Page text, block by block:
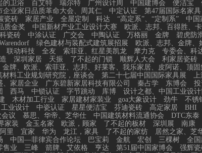
的卫浴 百艾特 瑞尔特 广州设计周 中国建博会 便洁宝
企业家日品质革命大会、周其仁 中定认证 第47届国际名家具
瓷砖 家居产业 全屋定制 科达 “高定系”、“定制系”
中国
质金奖 中国新材产业工业设计大赛
欧派、志邦、百得胜、
瓷砖 中涂认证 广交会 中陶认证 万格丽 金牌
碧虎防
绿色建材与装配式建筑展招展 欧派、志邦、金牌、
联动科技 全友 索菲亚、红星美凯龙 摩力克
专委会、科
深圳家居 天振 了不起的门锁 顺辉人大会
利家居瓷砖
金牌、欧派、索菲亚、志邦、好莱客、我乐家居、皮阿诺、顶固
材料工业规划研究院，座谈会 第二十七届中国国际家具展
、家居企业 广东碧新家居科技有限公司 秦占学 东博会
西马 中锁认证 字节跳动 库博 设计之都、中国工业设
木材加工行业 家居建材家装业 goa大象设计 劲牛
不锈
业设计 中瓷认证 星星便洁宝 芬迪瓷砖 高定家居
BHI
会议 慕思、华帝、芝华仕 中国建筑材料流通协会 DTC东泰
家装 金玉名家 欧派，顾家 了不起的板材 深圳展 南康
里 宜家 华为 龙江，家具 了不起的家纺
居然之家、芝
中国—菲律宾合作论坛 巴宝莉 金航 宏创 三棵树
全
售业 三峰 箭牌、艾依格 亨达 第51届中国家博会 强辉